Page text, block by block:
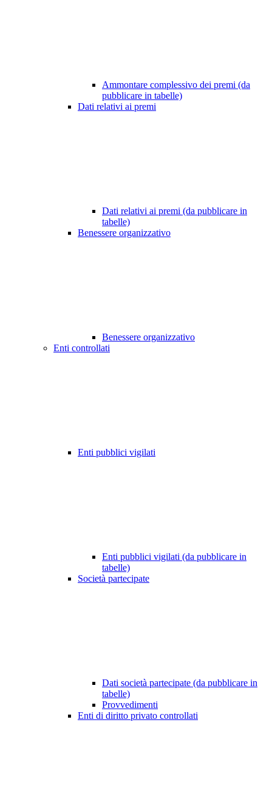
Ammontare complessivo dei premi (da
pubblicare in tabelle)
Dati relativi ai premi
Dati relativi ai premi (da pubblicare in
tabelle)
Benessere organizzativo
Benessere organizzativo
Enti controllati
Enti pubblici vigilati
Enti pubblici vigilati (da pubblicare in
tabelle)
Società partecipate
Dati società partecipate (da pubblicare in
tabelle)
Provvedimenti
Enti di diritto privato controllati